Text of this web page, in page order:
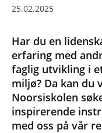
25.02.2025
Har du en
erfaring med
faglig utvikling i
miljø? Da kan
Noorsiskolen
inspirerende
med oss på vår